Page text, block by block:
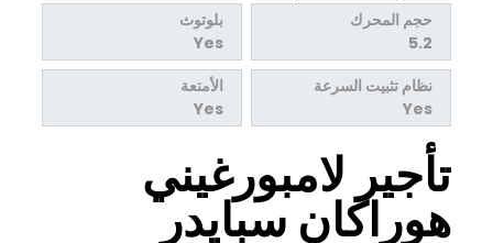
حجم المحرك
5.2
بلوتوث
Yes
نظام تثبيت السرعة
Yes
الأمتعة
Yes
تأجير لامبورغيني
هوراكان سبايدر